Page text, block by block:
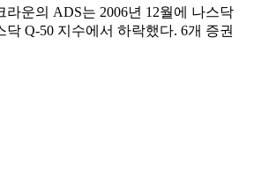
운의 ADS는 2006년 12월에 나스닥
Q-50 지수에서 하락했다. 6개 증권